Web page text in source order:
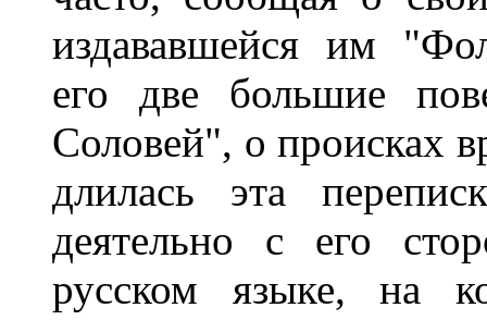
издававшейся им
его две большие
Соловей", о происках
длилась эта
деятельно с его
русском языке, на